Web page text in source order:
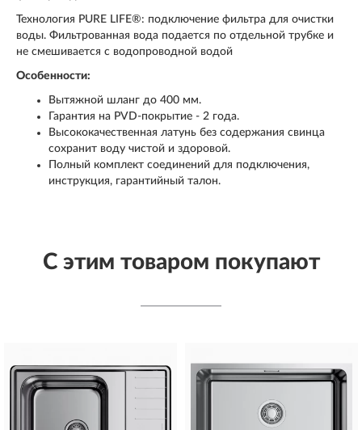
Технология PURE LIFE®: подключение фильтра для очистки
воды. Фильтрованная вода подается по отдельной трубке и
не смешивается с водопроводной водой
Особенности:
Вытяжной шланг до 400 мм.
Гарантия на PVD-покрытие - 2 года.
Высококачественная латунь без содержания свинца
сохранит воду чистой и здоровой.
Полный комплект соединений для подключения,
инструкция, гарантийный талон.
С этим товаром покупают